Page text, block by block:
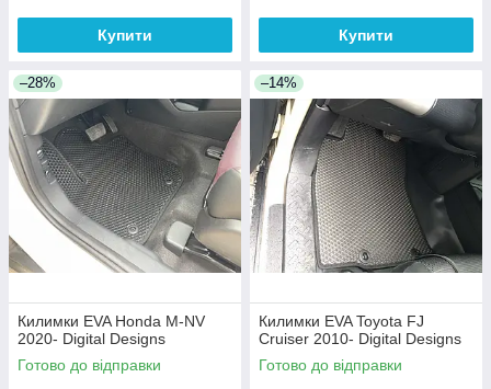
Купити Купити
–28%
Килимки EVA Honda M-NV
2020- Digital Designs
Готово до відправки
–14%
Килимки EVA Toyota FJ
Cruiser 2010- Digital Designs
Готово до відправки